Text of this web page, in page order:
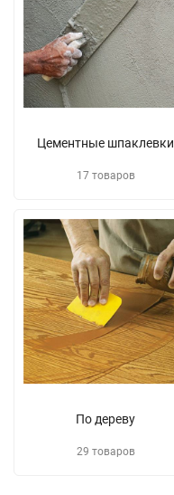
Цементные шпаклевки
17 товаров
По дереву
29 товаров